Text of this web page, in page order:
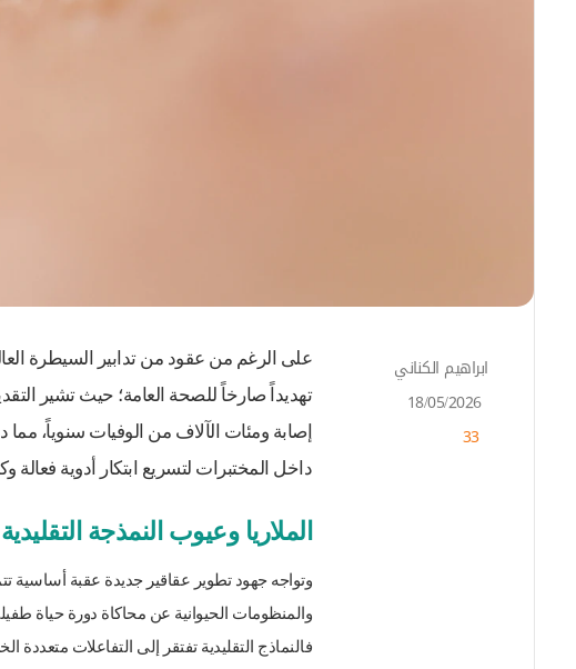
على الرغم من عقود من تدابير السيطرة
إصابة ومئات الآلاف من الوفيات سنوياً،
داخل المختبرات لتسريع ابتكار أدوية فعالة
الملاريا وعيوب النمذجة
وتواجه جهود تطوير عقاقير جديدة عقبة أساسية
والمنظومات الحيوانية عن محاكاة دورة حياة
فالنماذج التقليدية تفتقر إلى التفاعلات متعددة
ابراهيم الكناني
18/05/2026
33